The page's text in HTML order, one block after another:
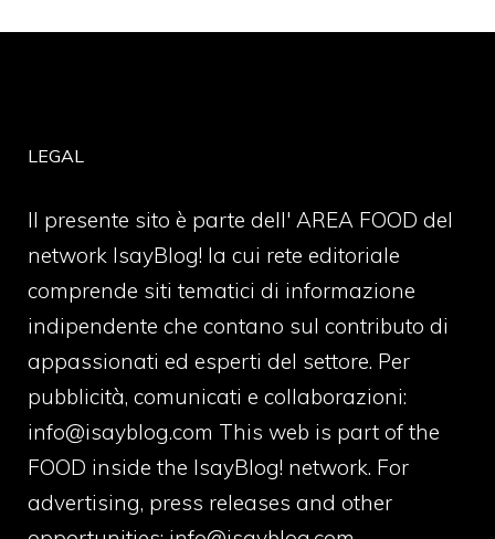
LEGAL
Il presente sito è parte dell' AREA FOOD del
network IsayBlog! la cui rete editoriale
comprende siti tematici di informazione
indipendente che contano sul contributo di
appassionati ed esperti del settore. Per
pubblicità, comunicati e collaborazioni:
info@isayblog.com This web is part of the
FOOD inside the IsayBlog! network. For
advertising, press releases and other